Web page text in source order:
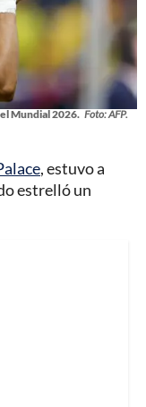
Mundial 2026. Foto: AFP.
, estuvo a
estrelló un